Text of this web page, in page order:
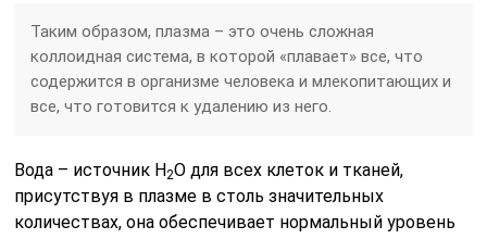
Таким образом, плазма – это очень сложная
коллоидная система, в которой «плавает» все, что
содержится в организме человека и млекопитающих и
все, что готовится к удалению из него.
Вода – источник Н2О для всех клеток и тканей,
присутствуя в плазме в столь значительных
количествах, она обеспечивает нормальный уровень